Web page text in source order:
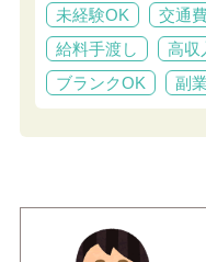
未経験OK 交通
給料手渡し
高収
ブランクOK
副